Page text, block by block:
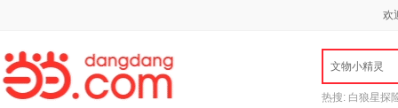
欢
文物小精灵
热搜: 白狼星探
打
开
无
障